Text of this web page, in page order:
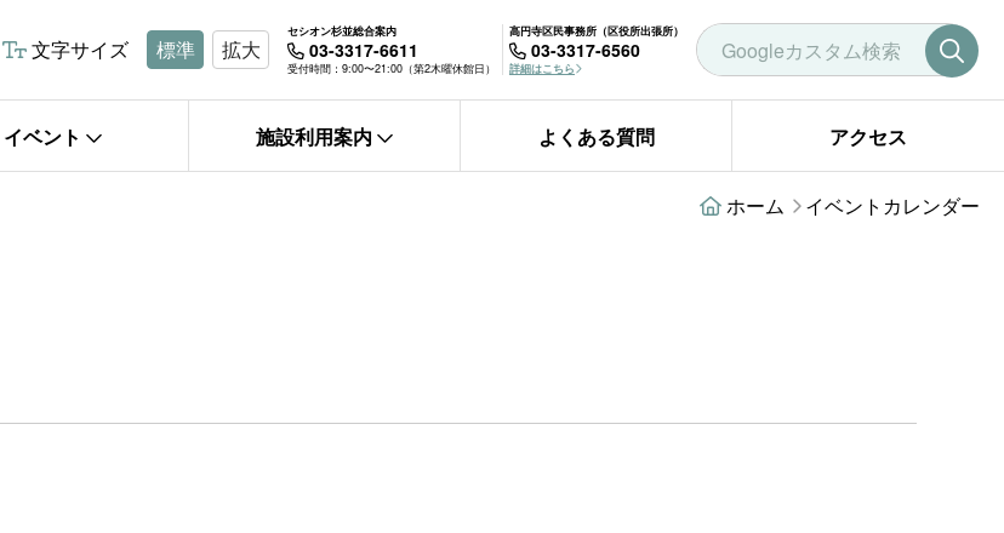
文字サイズ 標準 拡大
セシオン杉並総合案内
03-3317-6611
受付時間：9:00〜21:00（第2木曜休館日）
高円寺区民事務所（区役所出張所）
03-3317-6560
詳細はこちら
イベント 施設利用案内 よくある質問 アクセス
ホーム イベントカレンダー